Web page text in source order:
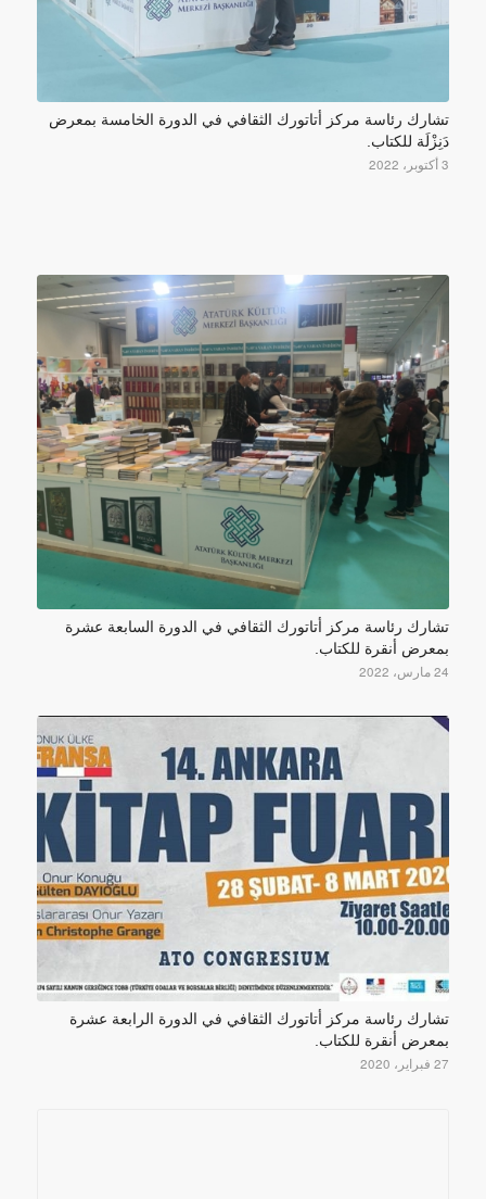
تشارك رئاسة مركز أتاتورك الثقافي في الدورة الخامسة بمعرض
دَنِزْلَة للكتاب.
3 أكتوبر، 2022
تشارك رئاسة مركز أتاتورك الثقافي في الدورة السابعة عشرة
بمعرض أنقرة للكتاب.
24 مارس، 2022
تشارك رئاسة مركز أتاتورك الثقافي في الدورة الرابعة عشرة
بمعرض أنقرة للكتاب.
27 فبراير، 2020